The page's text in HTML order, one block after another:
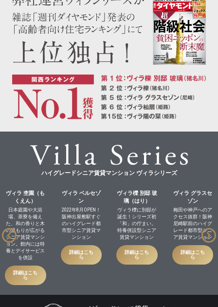
ハイグレードシニア賃貸マンション ヴィラシリーズ
ヴィラ 杢園（も
くえん）
日本庭園や大浴
場、茶寮を備え
た、和の香りと木
の温もりが広がる
シニア賃貸マンシ
ョン。館内には特
養とデイサービス
を併設
詳細はこち
ら
ヴィラ ベルセゾ
ン
2022年8月OPEN！
阪神出屋敷駅すぐ
のハイグレード都
市型シニア賃貸マ
ンション
詳細はこち
ら
ヴィラ櫟 別邸 玻
璃（はり）
ヴィラ櫟に別邸が
誕生！シリーズ初
「和」の佇まい。
特養併設型シニア
賃貸マンション
詳細はこち
ら
ヴィラ グラスセ
ゾン
梅田や神戸へのア
クセス抜群！阪神
尼崎駅前のハイグ
レード都市型シニ
ア賃貸マンション
詳細はこち
ら